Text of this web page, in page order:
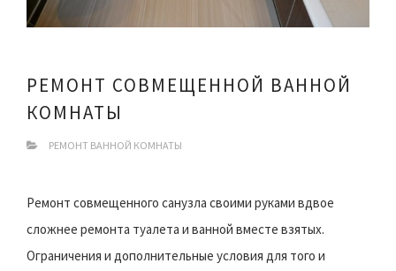
РЕМОНТ СОВМЕЩЕННОЙ ВАННОЙ
КОМНАТЫ
РЕМОНТ ВАННОЙ КОМНАТЫ
Ремонт совмещенного санузла своими руками вдвое
сложнее ремонта туалета и ванной вместе взятых.
Ограничения и дополнительные условия для того и